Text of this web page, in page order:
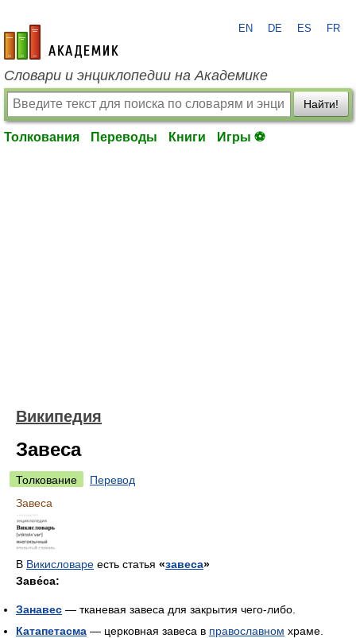
academic.ru
EN DE ES FR
Словари и энциклопедии на Академике
Найти!
Толкования Переводы Книги Игры ⚽
Википедия
Завеса
Толкование
Перевод
Завеса
В Викисловаре есть статья «завеса»
Заве́са:
Занавес — тканевая завеса для закрытия чего-либо.
Катапетасма — церковная завеса в православном храме.